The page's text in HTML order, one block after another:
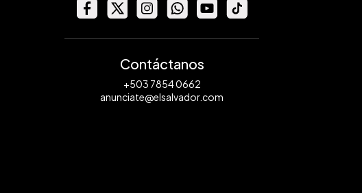
Contáctanos
+503 7854 0662
anunciate@elsalvador.com